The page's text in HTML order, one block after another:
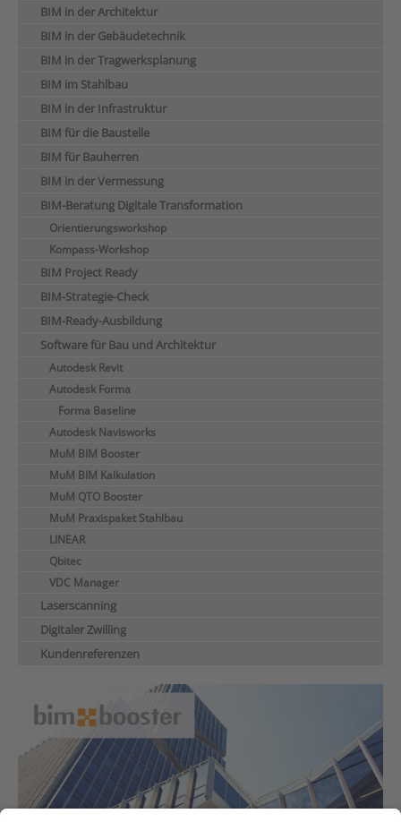
BIM in der Architektur
BIM in der Gebäudetechnik
BIM in der Tragwerksplanung
BIM im Stahlbau
BIM in der Infrastruktur
BIM für die Baustelle
BIM für Bauherren
BIM in der Vermessung
BIM-Beratung Digitale Transformation
Orientierungsworkshop
Kompass-Workshop
BIM Project Ready
BIM-Strategie-Check
BIM-Ready-Ausbildung
Software für Bau und Architektur
Autodesk Revit
Autodesk Forma
Forma Baseline
Autodesk Navisworks
MuM BIM Booster
MuM BIM Kalkulation
MuM QTO Booster
MuM Praxispaket Stahlbau
LINEAR
Qbitec
VDC Manager
Laserscanning
Digitaler Zwilling
Kundenreferenzen